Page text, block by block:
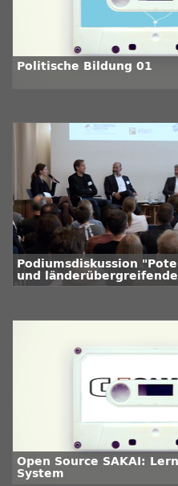
Politische Bildung 01
Podiumsdiskussion
und
Open Source SAKAI:
System